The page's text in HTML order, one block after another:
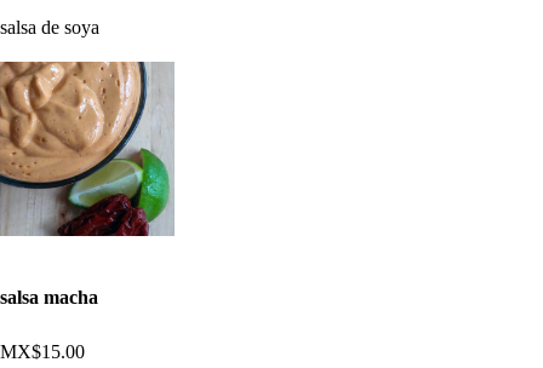
salsa de soya
salsa macha
MX$15.00